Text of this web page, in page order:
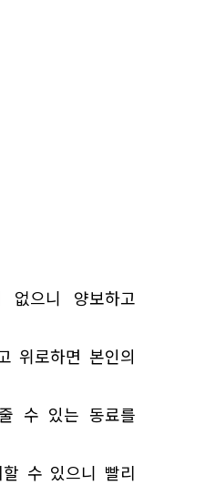
으니 양보하고
위로하면 본인의
수 있는 동료를
수 있으니 빨리